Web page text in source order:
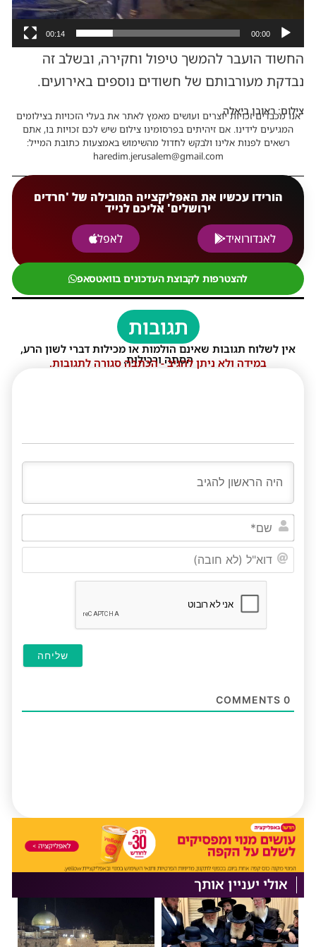
00:00
00:14
החשוד הועבר להמשך טיפול וחקירה, ובשלב זה
נבדקת מעורבותם של חשודים נוספים באירועים.
צילום: ראובן ביאלה
אנו מכבדים זכויות יוצרים ועושים מאמץ לאתר את בעלי הזכויות בצילומים
המגיעים לידינו. אם זיהיתים בפרסומינו צילום שיש לכם זכויות בו, אתם
רשאים לפנות אלינו ולבקש לחדול מהשימוש באמצעות כתובת המייל:
haredim.jerusalem@gmail.com
הורידו עכשיו את האפליקצייה המובילה של 'חרדים
ירושלים' אליכם לנייד
לאנדורואיד
לאפל
להצטרפות לקבוצת העדכונים בוואטסאפ
תגובות
אין לשלוח תגובות שאינם הולמות או מכילות דברי לשון הרע,
הסתה ורכילות.
במידה ולא ניתן להגיב - הכתבה סגורה לתגובות.
0
אולי יעניין אותך